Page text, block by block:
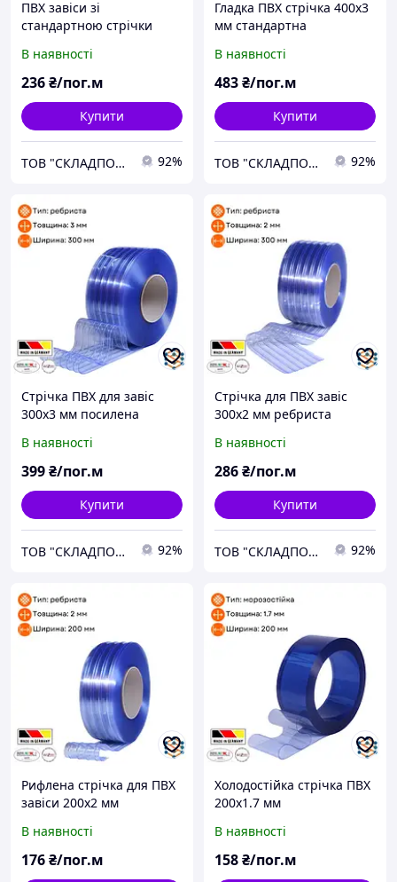
ПВХ завіси зі
стандартною стрічки
В наявності
236₴/пог.м
Купити
ТОВ "СКЛАДПОСТАЧСЕРВІС" 92%
Гладка ПВХ стрічка 400х3
мм стандартна
В наявності
483₴/пог.м
Купити
ТОВ "СКЛАДПОСТАЧСЕРВІС" 92%
Стрічка ПВХ для завіс
300x3 мм посилена
В наявності
399₴/пог.м
Купити
ТОВ "СКЛАДПОСТАЧСЕРВІС" 92%
Стрічка для ПВХ завіс
300x2 мм ребриста
В наявності
286₴/пог.м
Купити
ТОВ "СКЛАДПОСТАЧСЕРВІС" 92%
Рифлена стрічка для ПВХ
завіси 200x2 мм
В наявності
176₴/пог.м
Холодостійка стрічка ПВХ
200х1.7 мм
В наявності
158₴/пог.м